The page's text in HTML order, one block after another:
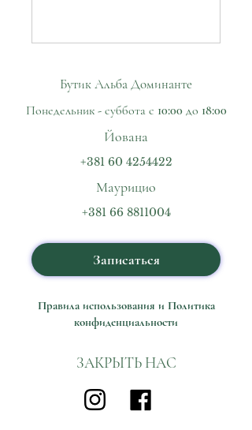
БутикАльба Доминанте
Понедельник - суббота с 10:00 до 18:00
Йована
+381 60 4254422
Маурицио
+381 66 8811004
Записаться
Правила использования и Политика
конфиденциальности
ЗАКРЫТЬ НАС